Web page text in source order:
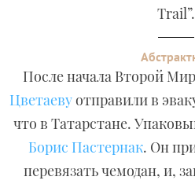
Trail”.
После начала Второй
Цветаевуотправили в
что в Татарстане.
Борис Пастернак. Он
перевязать чемодан, и,